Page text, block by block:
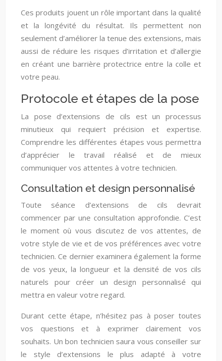
Ces produits jouent un rôle important dans la qualité
et la longévité du résultat. Ils permettent non
seulement d’améliorer la tenue des extensions, mais
aussi de réduire les risques d’irritation et d’allergie
en créant une barrière protectrice entre la colle et
votre peau.
Protocole et étapes de la pose
La pose d’extensions de cils est un processus
minutieux qui requiert précision et expertise.
Comprendre les différentes étapes vous permettra
d’apprécier le travail réalisé et de mieux
communiquer vos attentes à votre technicien.
Consultation et design personnalisé
Toute séance d’extensions de cils devrait
commencer par une consultation approfondie. C’est
le moment où vous discutez de vos attentes, de
votre style de vie et de vos préférences avec votre
technicien. Ce dernier examinera également la forme
de vos yeux, la longueur et la densité de vos cils
naturels pour créer un design personnalisé qui
mettra en valeur votre regard.
Durant cette étape, n’hésitez pas à poser toutes
vos questions et à exprimer clairement vos
souhaits. Un bon technicien saura vous conseiller sur
le style d’extensions le plus adapté à votre